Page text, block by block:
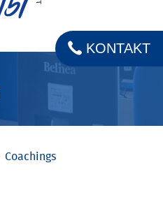
KONTAKT
Coachings